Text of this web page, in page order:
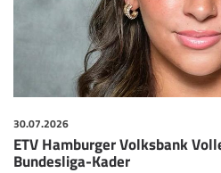
30.07.2026
ETV Hamburger Volksbank
Bundesliga-Kader